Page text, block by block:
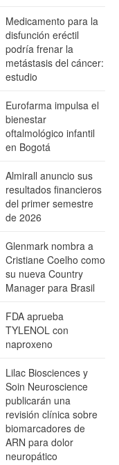
Medicamento para la
disfunción eréctil
podría frenar la
metástasis del cáncer:
estudio
Eurofarma impulsa el
bienestar
oftalmológico infantil
en Bogotá
Almirall anuncio sus
resultados financieros
del primer semestre
de 2026
Glenmark nombra a
Cristiane Coelho como
su nueva Country
Manager para Brasil
FDA aprueba
TYLENOL con
naproxeno
Lilac Biosciences y
Soin Neuroscience
publicarán una
revisión clínica sobre
biomarcadores de
ARN para dolor
neuropático